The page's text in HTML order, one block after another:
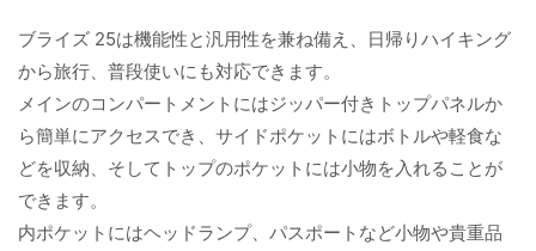
ブライズ 25は機能性と汎用性を兼ね備え、日帰りハイキング
から旅行、普段使いにも対応できます。
メインのコンパートメントにはジッパー付きトップパネルか
ら簡単にアクセスでき、サイドポケットにはボトルや軽食な
どを収納、そしてトップのポケットには小物を入れることが
できます。
内ポケットにはヘッドランプ、パスポートなど小物や貴重品